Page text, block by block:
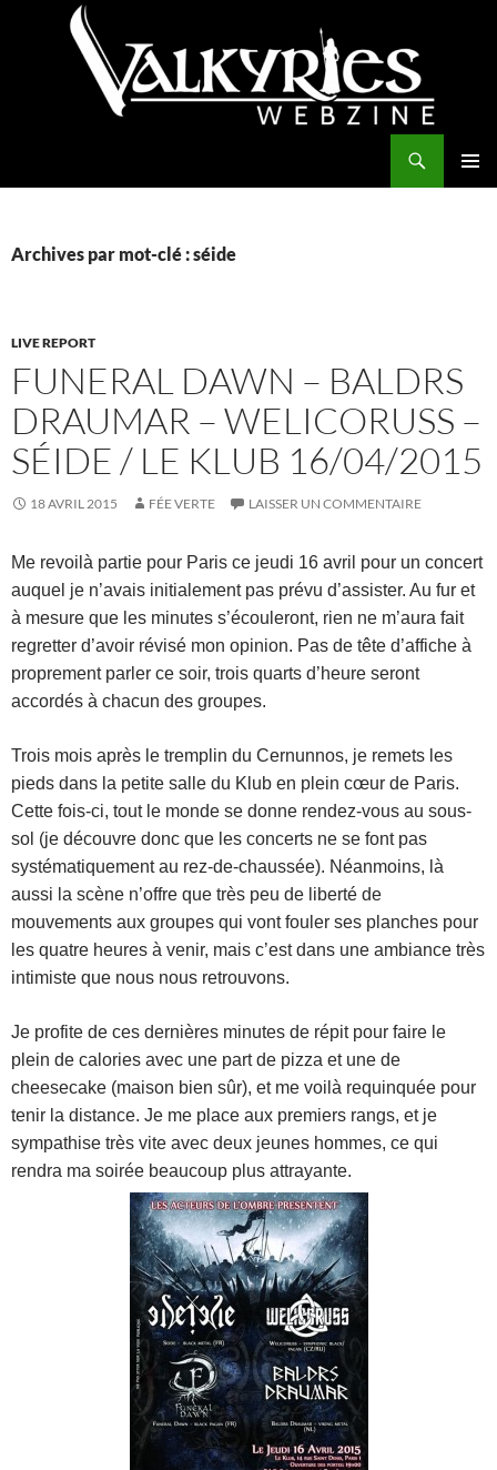
Archives par mot-clé : séide
LIVE REPORT
FUNERAL DAWN – BALDRS
DRAUMAR – WELICORUSS –
SÉIDE / LE KLUB 16/04/2015
18 AVRIL 2015 FÉE VERTE LAISSER UN COMMENTAIRE
Me revoilà partie pour Paris ce jeudi 16 avril pour un concert
auquel je n’avais initialement pas prévu d’assister. Au fur et
à mesure que les minutes s’écouleront, rien ne m’aura fait
regretter d’avoir révisé mon opinion. Pas de tête d’affiche à
proprement parler ce soir, trois quarts d’heure seront
accordés à chacun des groupes.
Trois mois après le tremplin du Cernunnos, je remets les
pieds dans la petite salle du Klub en plein cœur de Paris.
Cette fois-ci, tout le monde se donne rendez-vous au sous-
sol (je découvre donc que les concerts ne se font pas
systématiquement au rez-de-chaussée). Néanmoins, là
aussi la scène n’offre que très peu de liberté de
mouvements aux groupes qui vont fouler ses planches pour
les quatre heures à venir, mais c’est dans une ambiance très
intimiste que nous nous retrouvons.
Je profite de ces dernières minutes de répit pour faire le
plein de calories avec une part de pizza et une de
cheesecake (maison bien sûr), et me voilà requinquée pour
tenir la distance. Je me place aux premiers rangs, et je
sympathise très vite avec deux jeunes hommes, ce qui
rendra ma soirée beaucoup plus attrayante.